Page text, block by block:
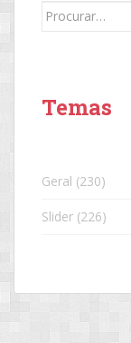
Search
Temas
Geral (230)
Slider (226)